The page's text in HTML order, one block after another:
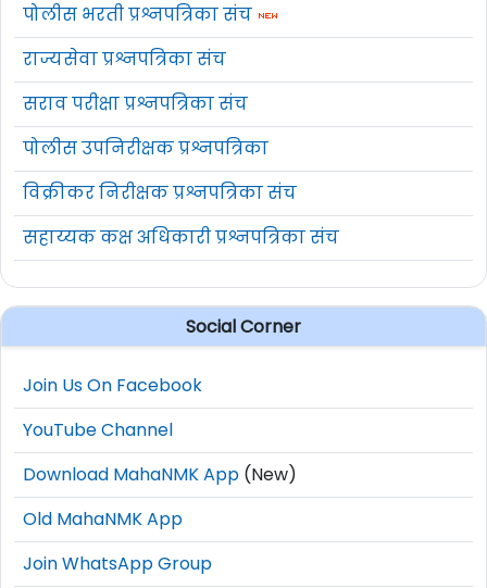
पोलीस भरती प्रश्नपत्रिका संच
राज्यसेवा प्रश्नपत्रिका संच
सराव परीक्षा प्रश्नपत्रिका संच
पोलीस उपनिरीक्षक प्रश्नपत्रिका
विक्रीकर निरीक्षक प्रश्नपत्रिका संच
सहाय्यक कक्ष अधिकारी प्रश्नपत्रिका संच
Social Corner
Join Us On Facebook
YouTube Channel
Download MahaNMK App (New)
Old MahaNMK App
Join WhatsApp Group